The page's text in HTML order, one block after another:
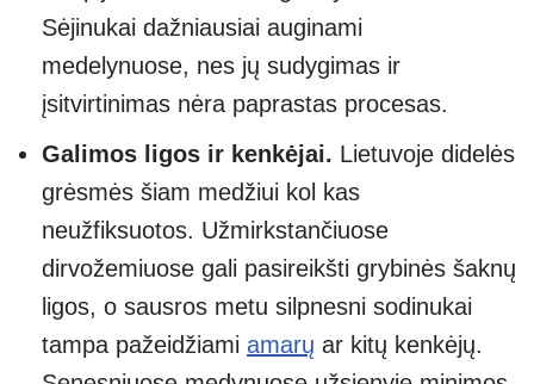
Sėjinukai dažniausiai auginami
medelynuose, nes jų sudygimas ir
įsitvirtinimas nėra paprastas procesas.
Galimos ligos ir kenkėjai. Lietuvoje didelės
grėsmės šiam medžiui kol kas
neužfiksuotos. Užmirkstančiuose
dirvožemiuose gali pasireikšti grybinės šaknų
ligos, o sausros metu silpnesni sodinukai
tampa pažeidžiami amarų ar kitų kenkėjų.